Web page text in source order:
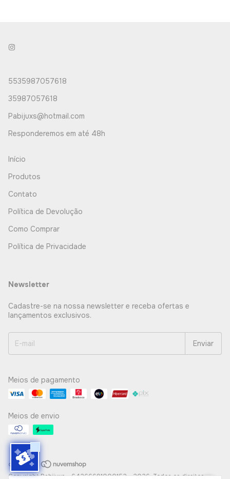
5535987057618
35987057618
Pabijuxs@hotmail.com
Responderemos em até 48h
Início
Produtos
Contato
Política de Devolução
Como Comprar
Política de Privacidade
Newsletter
Cadastre-se na nossa newsletter e receba ofertas e
lançamentos exclusivos.
Meios de pagamento
Meios de envio
Copyright Pabijuxs - 64266691000152 - 2026. Todos os direitos